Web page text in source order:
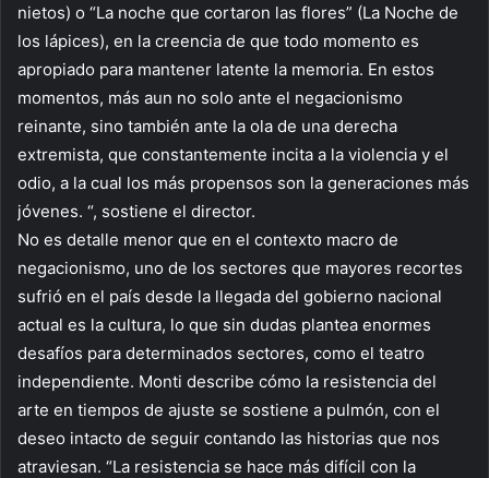
nietos) o “La noche que cortaron las flores” (La Noche de
los lápices), en la creencia de que todo momento es
apropiado para mantener latente la memoria. En estos
momentos, más aun no solo ante el negacionismo
reinante, sino también ante la ola de una derecha
extremista, que constantemente incita a la violencia y el
odio, a la cual los más propensos son la generaciones más
jóvenes. “, sostiene el director.
No es detalle menor que en el contexto macro de
negacionismo, uno de los sectores que mayores recortes
sufrió en el país desde la llegada del gobierno nacional
actual es la cultura, lo que sin dudas plantea enormes
desafíos para determinados sectores, como el teatro
independiente. Monti describe cómo la resistencia del
arte en tiempos de ajuste se sostiene a pulmón, con el
deseo intacto de seguir contando las historias que nos
atraviesan. “La resistencia se hace más difícil con la